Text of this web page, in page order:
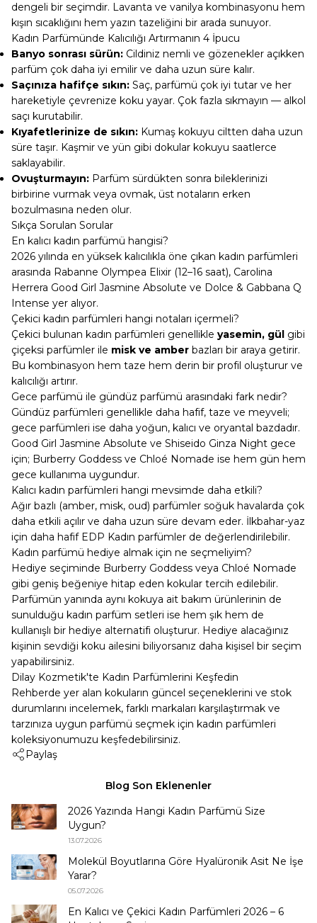
dengeli bir seçimdir. Lavanta ve vanilya kombinasyonu hem
kışın sıcaklığını hem yazın tazeliğini bir arada sunuyor.
Kadın Parfümünde Kalıcılığı Artırmanın 4 İpucu
Banyo sonrası sürün: Cildiniz nemli ve gözenekler açıkken
parfüm çok daha iyi emilir ve daha uzun süre kalır.
Saçınıza hafifçe sıkın: Saç, parfümü çok iyi tutar ve her
hareketiyle çevrenize koku yayar. Çok fazla sıkmayın — alkol
saçı kurutabilir.
Kıyafetlerinize de sıkın: Kumaş kokuyu ciltten daha uzun
süre taşır. Kaşmir ve yün gibi dokular kokuyu saatlerce
saklayabilir.
Ovuşturmayın: Parfüm sürdükten sonra bileklerinizi
birbirine vurmak veya ovmak, üst notaların erken
bozulmasına neden olur.
Sıkça Sorulan Sorular
En kalıcı kadın parfümü hangisi?
2026 yılında en yüksek kalıcılıkla öne çıkan kadın parfümleri
arasında Rabanne Olympea Elixir (12–16 saat), Carolina
Herrera Good Girl Jasmine Absolute ve Dolce & Gabbana Q
Intense yer alıyor.
Çekici kadın parfümleri hangi notaları içermeli?
Çekici bulunan kadın parfümleri genellikle yasemin, gül gibi
çiçeksi parfümler ile misk ve amber bazları bir araya getirir.
Bu kombinasyon hem taze hem derin bir profil oluşturur ve
kalıcılığı artırır.
Gece parfümü ile gündüz parfümü arasındaki fark nedir?
Gündüz parfümleri genellikle daha hafif, taze ve meyveli;
gece parfümleri ise daha yoğun, kalıcı ve oryantal bazdadır.
Good Girl Jasmine Absolute ve Shiseido Ginza Night gece
için; Burberry Goddess ve Chloé Nomade ise hem gün hem
gece kullanıma uygundur.
Kalıcı kadın parfümleri hangi mevsimde daha etkili?
Ağır bazlı (amber, misk, oud) parfümler soğuk havalarda çok
daha etkili açılır ve daha uzun süre devam eder. İlkbahar-yaz
için daha hafif EDP Kadın parfümler de değerlendirilebilir.
Kadın parfümü hediye almak için ne seçmeliyim?
Hediye seçiminde Burberry Goddess veya Chloé Nomade
gibi geniş beğeniye hitap eden kokular tercih edilebilir.
Parfümün yanında aynı kokuya ait bakım ürünlerinin de
sunulduğu kadın parfüm setleri ise hem şık hem de
kullanışlı bir hediye alternatifi oluşturur. Hediye alacağınız
kişinin sevdiği koku ailesini biliyorsanız daha kişisel bir seçim
yapabilirsiniz.
Dilay Kozmetik'te Kadın Parfümlerini Keşfedin
Rehberde yer alan kokuların güncel seçeneklerini ve stok
durumlarını incelemek, farklı markaları karşılaştırmak ve
tarzınıza uygun parfümü seçmek için kadın parfümleri
koleksiyonumuzu keşfedebilirsiniz.
Paylaş
Blog Son Eklenenler
2026 Yazında Hangi Kadın Parfümü Size
Uygun?
13.07.2026
Molekül Boyutlarına Göre Hyalüronik Asit Ne İşe
Yarar?
05.07.2026
En Kalıcı ve Çekici Kadın Parfümleri 2026 – 6